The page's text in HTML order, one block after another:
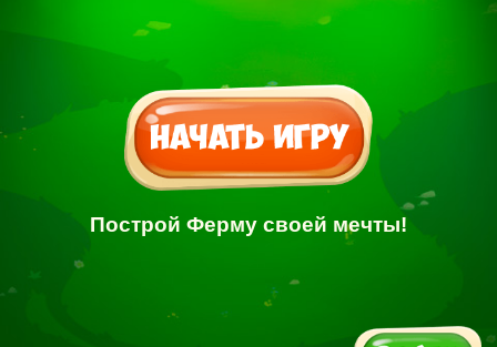
Построй Ферму своей мечты!